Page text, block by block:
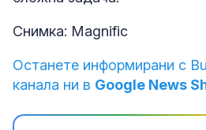
Снимка: Magnific
Останете информирани с
канала ни в Google News